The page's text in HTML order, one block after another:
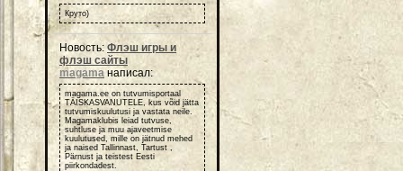
Круто)
Новость: Флэш игры и
флэш сайты
magama написал:
magama.ee on tutvumisportaal
TÄISKASVANUTELE, kus võid jätta
tutvumiskuulutusi ja vastata neile.
Magamaklubis leiad tutvuse,
suhtluse ja muu ajaveetmise
kuulutused, mille on jätnud mehed
ja naised Tallinnast, Tartust ,
Pärnust ja teistest Eesti
piirkondadest.